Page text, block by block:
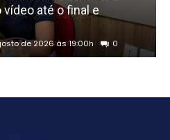
vídeo até o final e
de 2026 às 19:00h 0